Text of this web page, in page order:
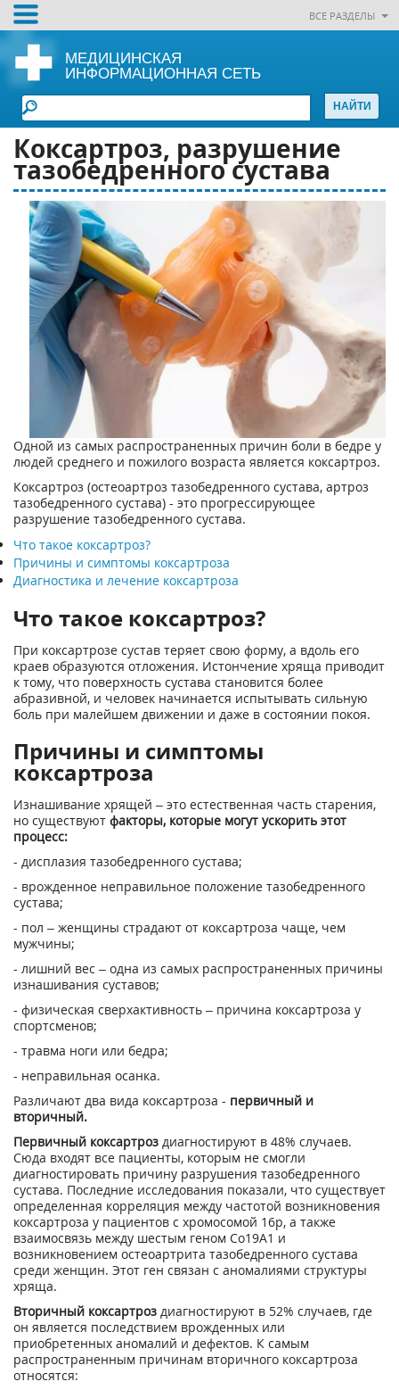
ВСЕ РАЗДЕЛЫ
МЕДИЦИНСКАЯ
ИНФОРМАЦИОННАЯ СЕТЬ
Коксартроз, разрушение
тазобедренного сустава
Одной из самых распространенных причин боли в бедре у
людей среднего и пожилого возраста является коксартроз.
Коксартроз (остеоартроз тазобедренного сустава, артроз
тазобедренного сустава) - это прогрессирующее
разрушение тазобедренного сустава.
Что такое коксартроз?
Причины и симптомы коксартроза
Диагностика и лечение коксартроза
Что такое коксартроз?
При коксартрозе сустав теряет свою форму, а вдоль его
краев образуются отложения. Истончение хряща приводит
к тому, что поверхность сустава становится более
абразивной, и человек начинается испытывать сильную
боль при малейшем движении и даже в состоянии покоя.
Причины и симптомы
коксартроза
Изнашивание хрящей – это естественная часть старения,
но существуют факторы, которые могут ускорить этот
процесс:
- дисплазия тазобедренного сустава;
- врожденное неправильное положение тазобедренного
сустава;
- пол – женщины страдают от коксартроза чаще, чем
мужчины;
- лишний вес – одна из самых распространенных причины
изнашивания суставов;
- физическая сверхактивность – причина коксартроза у
спортсменов;
- травма ноги или бедра;
- неправильная осанка.
Различают два вида коксартроза - первичный и
вторичный.
Первичный коксартроз диагностируют в 48% случаев.
Сюда входят все пациенты, которым не смогли
диагностировать причину разрушения тазобедренного
сустава. Последние исследования показали, что существует
определенная корреляция между частотой возникновения
коксартроза у пациентов с хромосомой 16р, а также
взаимосвязь между шестым геном Co19A1 и
возникновением остеоартрита тазобедренного сустава
среди женщин. Этот ген связан с аномалиями структуры
хряща.
Вторичный коксартроз диагностируют в 52% случаев, где
он является последствием врожденных или
приобретенных аномалий и дефектов. К самым
распространенным причинам вторичного коксартроза
относятся: